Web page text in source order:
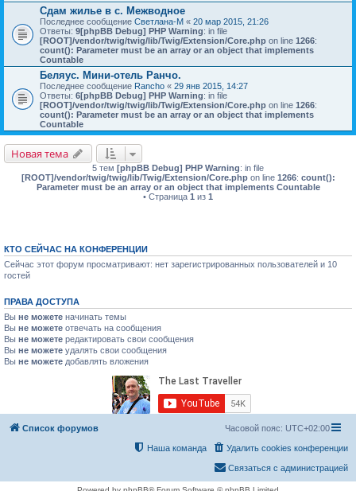
Сдам жилье в с. Межводное
Последнее сообщение Светлана-М « 20 мар 2015, 21:26
Ответы: 9[phpBB Debug] PHP Warning: in file
[ROOT]/vendor/twig/twig/lib/Twig/Extension/Core.php on line 1266:
count(): Parameter must be an array or an object that implements
Countable
Беляус. Мини-отель Ранчо.
Последнее сообщение Rancho « 29 янв 2015, 14:27
Ответы: 6[phpBB Debug] PHP Warning: in file
[ROOT]/vendor/twig/twig/lib/Twig/Extension/Core.php on line 1266:
count(): Parameter must be an array or an object that implements
Countable
Новая тема
5 тем [phpBB Debug] PHP Warning: in file
[ROOT]/vendor/twig/twig/lib/Twig/Extension/Core.phpon line 1266: count():
Parameter must be an array or an object that implements Countable
• Страница 1 из 1
КТО СЕЙЧАС НА КОНФЕРЕНЦИИ
Сейчас этот форум просматривают: нет зарегистрированных пользователей и 10
гостей
ПРАВА ДОСТУПА
Вы не можете начинать темы
Вы не можете отвечать на сообщения
Вы не можете редактировать свои сообщения
Вы не можете удалять свои сообщения
Вы не можете добавлять вложения
Список форумов Часовой пояс: UTC+02:00
Удалить cookies конференции
Наша команда
Связаться с администрацией